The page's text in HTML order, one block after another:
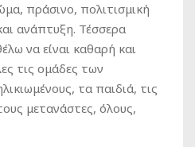
πράσινο, πολιτισμική
ανάπτυξη. Τέσσερα
να είναι καθαρή και
τις ομάδες των
τα παιδιά, τις
μετανάστες, όλους,